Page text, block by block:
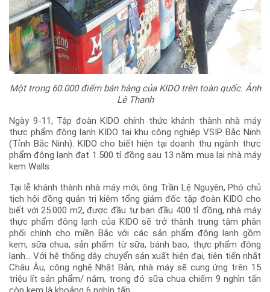
Một trong 60.000 điểm bán hàng của KIDO trên toàn quốc. Ảnh
Lê Thanh
Ngày 9-11, Tập đoàn KIDO chính thức khánh thành nhà máy
thực phẩm đông lạnh KIDO tại khu công nghiệp VSIP Bắc Ninh
(Tỉnh Bắc Ninh). KIDO cho biết hiện tại doanh thu ngành thực
phẩm đông lạnh đạt 1.500 tỉ đồng sau 13 năm mua lại nhà máy
kem Walls.
Tại lễ khánh thành nhà máy mới, ông Trần Lệ Nguyên, Phó chủ
tịch hội đồng quản trị kiêm tổng giám đốc tập đoàn KIDO cho
biết với 25.000 m2, được đầu tư ban đầu 400 tỉ đồng, nhà máy
thực phẩm đông lạnh của KIDO sẽ trở thành trung tâm phân
phối chính cho miền Bắc với các sản phẩm đông lạnh gồm
kem, sữa chua, sản phẩm từ sữa, bánh bao, thực phẩm đông
lạnh… Với hệ thống dây chuyển sản xuất hiện đại, tiên tiến nhất
Châu Âu, công nghệ Nhật Bản, nhà máy sẽ cung ứng trên 15
triệu lít sản phẩm/ năm, trong đó sữa chua chiếm 9 nghìn tấn